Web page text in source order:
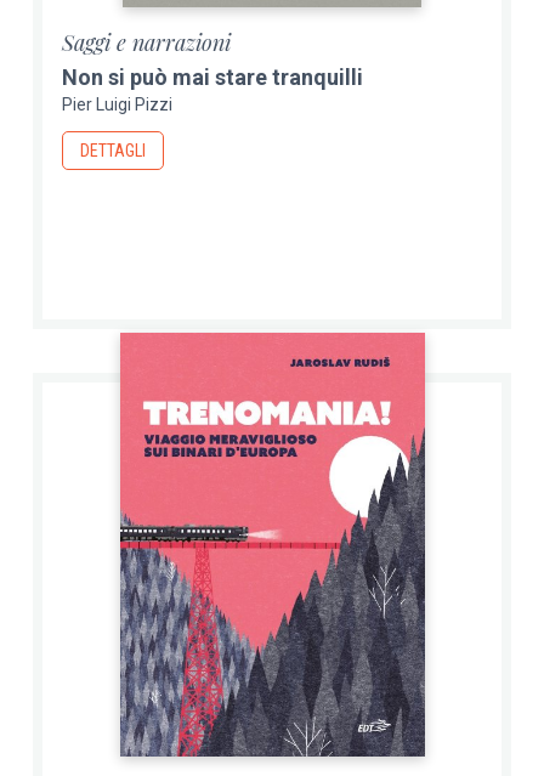
Saggi e narrazioni
Non si può mai stare tranquilli
Pier Luigi Pizzi
DETTAGLI